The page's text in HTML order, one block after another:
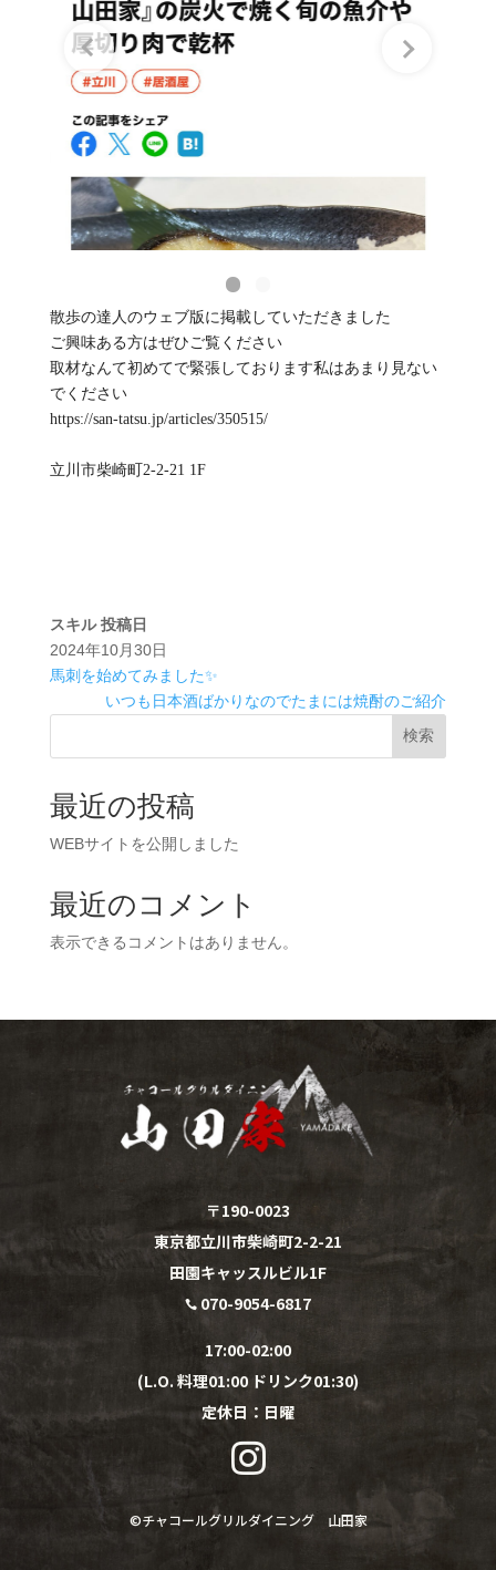
散歩の達人のウェブ版に掲載していただきました
ご興味ある方はぜひご覧ください
取材なんて初めてで緊張しております私はあまり見ない
でください
https://san-tatsu.jp/articles/350515/
立川市柴崎町2-2-21 1F
スキル 投稿日
2024年10月30日
馬刺を始めてみました✨
いつも日本酒ばかりなのでたまには焼酎のご紹介
検索
最近の投稿
WEBサイトを公開しました
最近のコメント
表示できるコメントはありません。
〒190-0023
東京都立川市柴崎町2-2-21
田園キャッスルビル1F
 070-9054-6817
17:00-02:00
(L.O. 料理01:00 ドリンク01:30)
定休日： 日曜

©︎チャコールグリルダイニング 山田家